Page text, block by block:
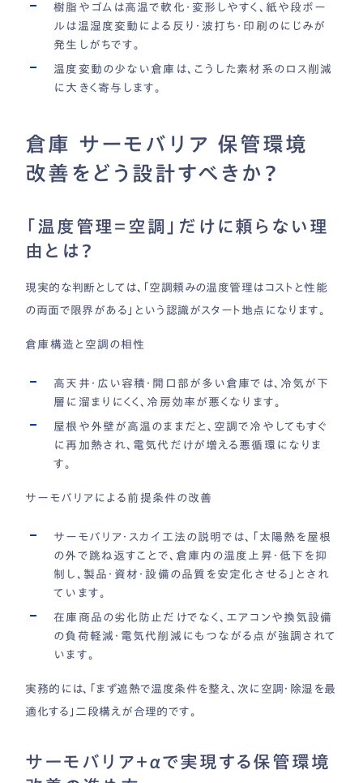
樹脂やゴムは高温で軟化・変形しやすく、紙や段ボー
ルは温湿度変動による反り・波打ち・印刷のにじみが
発生しがちです。
温度変動の少ない倉庫は、こうした素材系のロス削減
に大きく寄与します。
倉庫 サーモバリア 保管環境
改善をどう設計すべきか？
「温度管理＝空調」だけに頼らない理
由とは？
現実的な判断としては、「空調頼みの温度管理はコストと性能
の両面で限界がある」という認識がスタート地点になります。
倉庫構造と空調の相性
高天井・広い容積・開口部が多い倉庫では、冷気が下
層に溜まりにくく、冷房効率が悪くなります。
屋根や外壁が高温のままだと、空調で冷やしてもすぐ
に再加熱され、電気代だけが増える悪循環になりま
す。
サーモバリアによる前提条件の改善
サーモバリア・スカイ工法の説明では、「太陽熱を屋根
の外で跳ね返すことで、倉庫内の温度上昇・低下を抑
制し、製品・資材・設備の品質を安定化させる」とされ
ています。
在庫商品の劣化防止だけでなく、エアコンや換気設備
の負荷軽減・電気代削減にもつながる点が強調されて
います。
実務的には、「まず遮熱で温度条件を整え、次に空調・除湿を最
適化する」二段構えが合理的です。
サーモバリア＋αで実現する保管環境